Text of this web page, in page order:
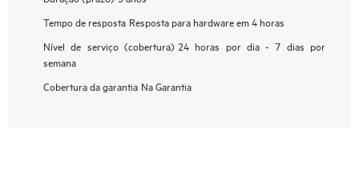
Tempo de resposta Resposta para hardware em 4 horas
Nível de serviço (cobertura) 24 horas por dia - 7 dias por
semana
Cobertura da garantia Na Garantia